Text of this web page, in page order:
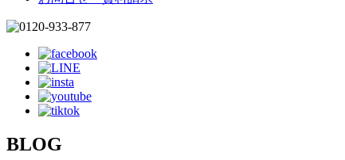
BLOG